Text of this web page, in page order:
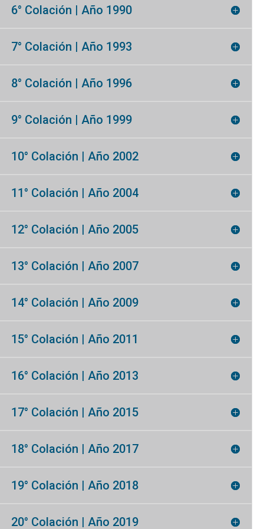
6° Colación | Año 1990
7° Colación | Año 1993
8° Colación | Año 1996
9° Colación | Año 1999
10° Colación | Año 2002
11° Colación | Año 2004
12° Colación | Año 2005
13° Colación | Año 2007
14° Colación | Año 2009
15° Colación | Año 2011
16° Colación | Año 2013
17° Colación | Año 2015
18° Colación | Año 2017
19° Colación | Año 2018
20° Colación | Año 2019